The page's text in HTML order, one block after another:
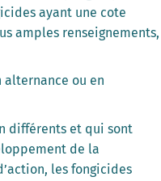
ayant une cote
amples renseignements,
alternance ou en
différents et qui sont
de la
les fongicides